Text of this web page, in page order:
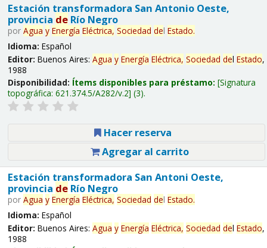
Estación transformadora San Antonio Oeste,
provincia deRío Negro
por Agua y Energía Eléctrica, Sociedad del Estado.
Idioma: Español
Editor: Buenos Aires: Agua y Energía Eléctrica, Sociedad del Estado,
1988
Disponibilidad: Ítems disponibles para préstamo: Signatura
topográfica: 621.374.5/A282/v.2 (3).
Hacer reserva
Agregar al carrito
Estación transformadora San Antoni Oeste,
provincia deRío Negro
por Agua y Energía Eléctrica, Sociedad del Estado.
Idioma: Español
Editor: Buenos Aires: Agua y Energía Eléctrica, Sociedad del Estado,
1988